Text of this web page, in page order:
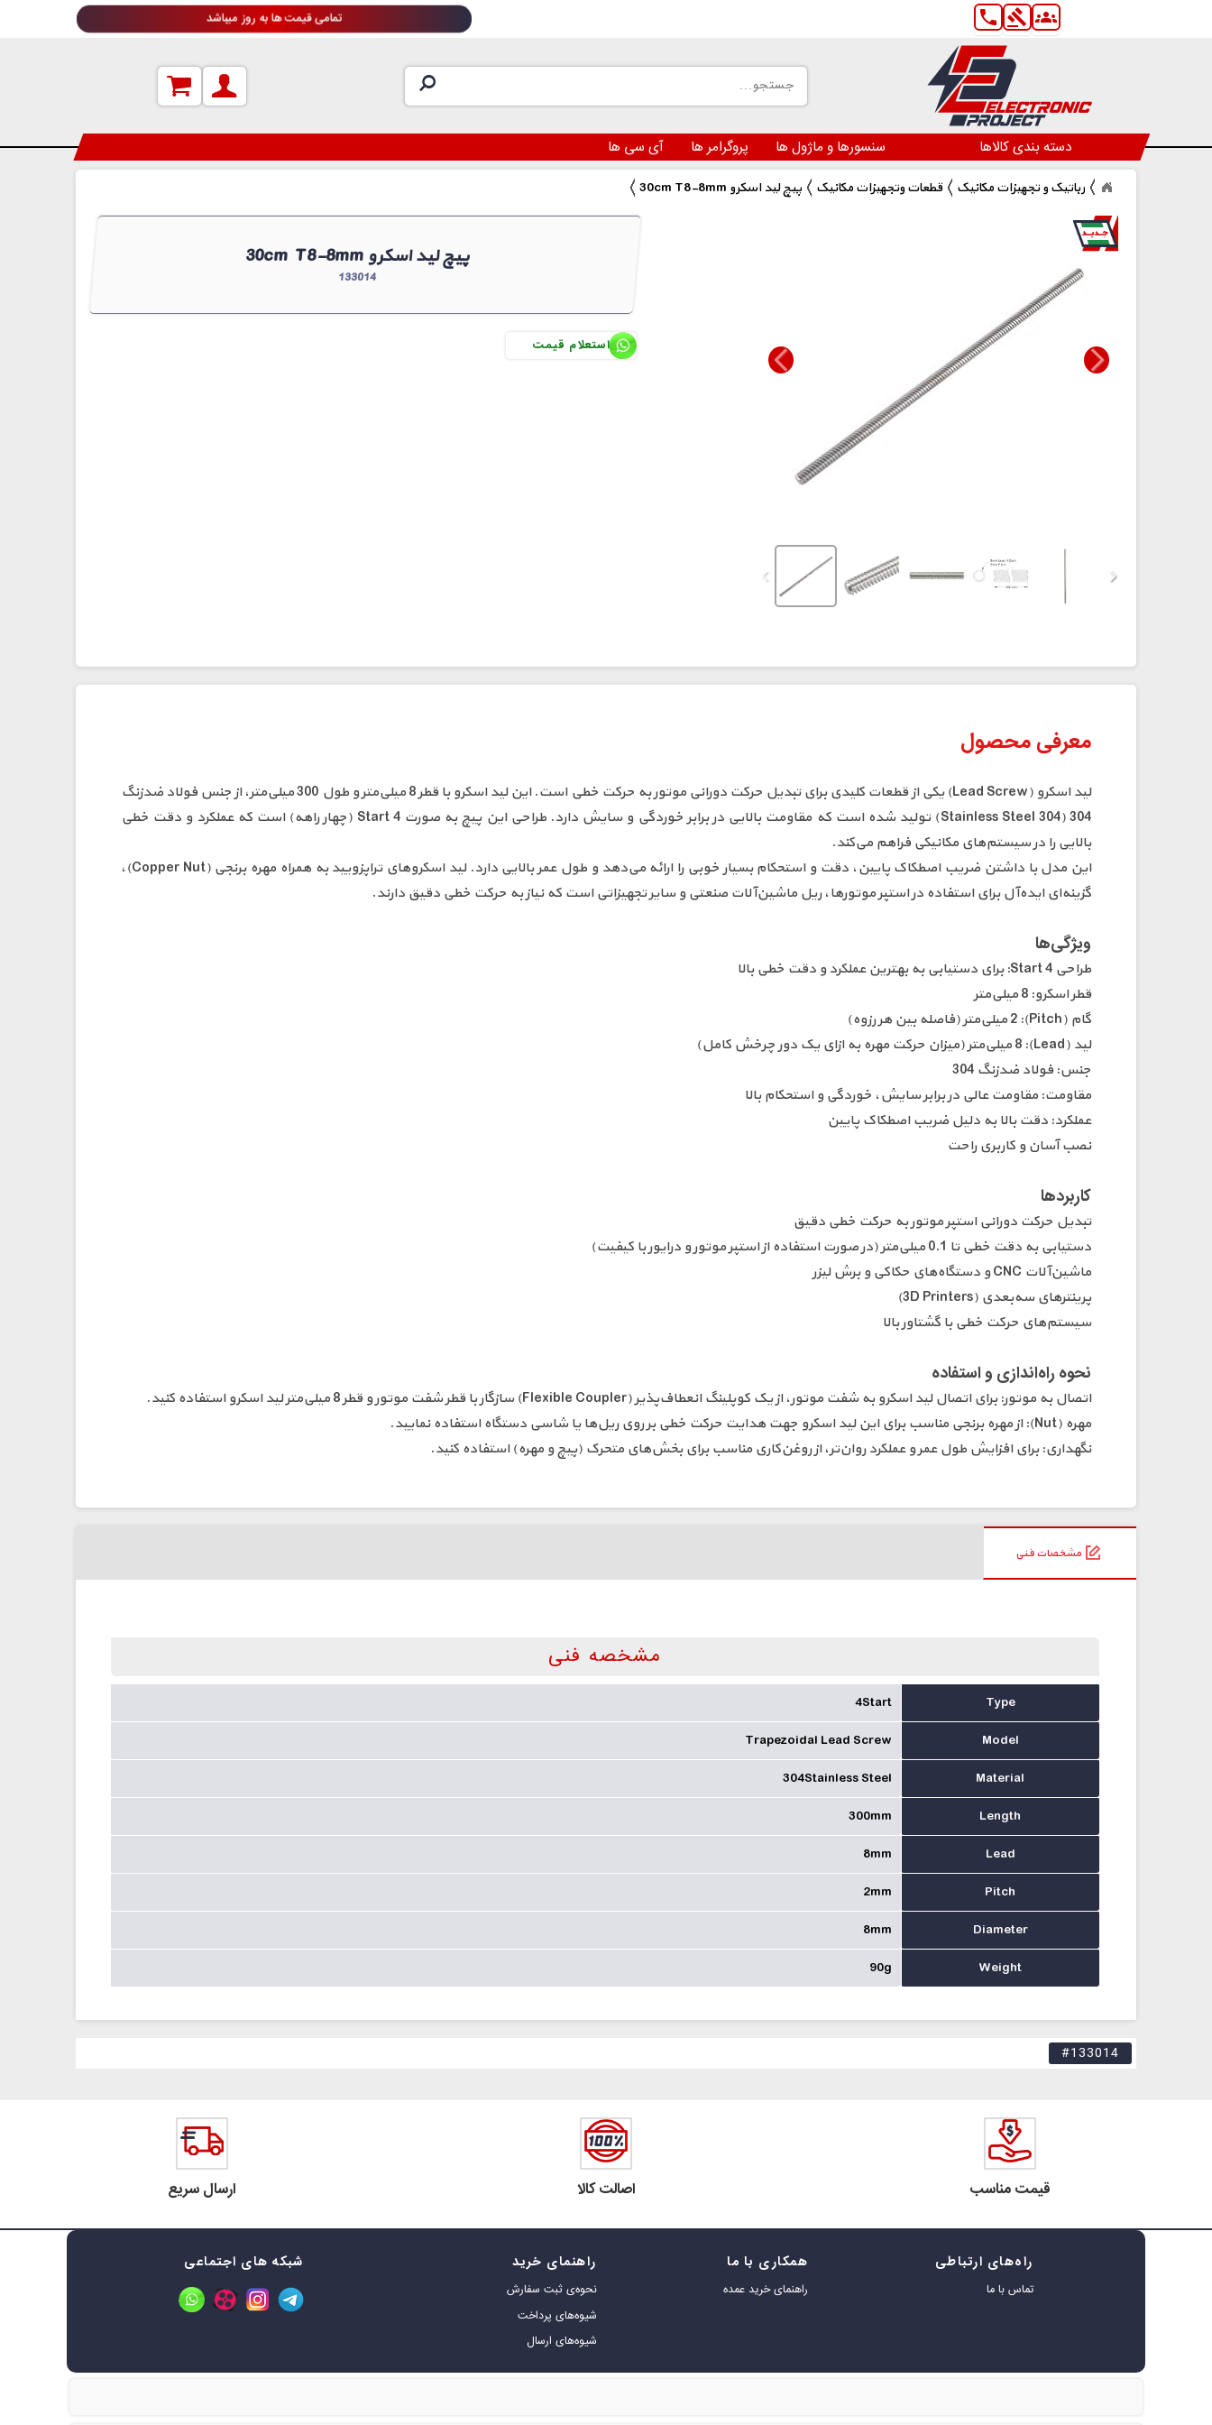
phone gavel groups تمامی قیمت ها به روز میباشد
دسته بندی کالاها سنسورها و ماژول ها پروگرامر ها آی سی ها
رباتیک و تجهیزات مکانیک قطعات وتجهیزات مکانیک 30cm T8-8mm پیچ لید اسکرو
30cm  T8-8mm پیچ لید اسکرو
133014
استعلام قیمت
⁠معرفی محصول
لید اسکرو (Lead Screw) یکی از قطعات کلیدی برای تبدیل حرکت دورانی موتور به حرکت خطی است. این لید اسکرو با قطر 8 میلی‌متر و طول 300 میلی‌متر، از جنس فولاد ضدزنگ
304 (304 Stainless Steel) تولید شده است که مقاومت بالایی در برابر خوردگی و سایش دارد. طراحی این پیچ به صورت 4 Start (چهار راهه) است که عملکرد و دقت خطی
بالایی را در سیستم‌های مکانیکی فراهم می‌کند.
این مدل با داشتن ضریب اصطکاک پایین، دقت و استحکام بسیار خوبی را ارائه می‌دهد و طول عمر بالایی دارد. لید اسکروهای تراپزویید به همراه مهره برنجی (Copper Nut)،
گزینه‌ای ایده‌آل برای استفاده در استپر موتورها، ریل ماشین‌آلات صنعتی و سایر تجهیزاتی است که نیاز به حرکت خطی دقیق دارند.
ویژگی‌ها
طراحی 4 Start: برای دستیابی به بهترین عملکرد و دقت خطی بالا
قطر اسکرو: 8 میلی‌متر
گام (Pitch): 2 میلی‌متر (فاصله بین هر رزوه)
لید (Lead): 8 میلی‌متر (میزان حرکت مهره به ازای یک دور چرخش کامل)
جنس: فولاد ضدزنگ 304
مقاومت: مقاومت عالی در برابر سایش، خوردگی و استحکام بالا
عملکرد: دقت بالا به دلیل ضریب اصطکاک پایین
نصب آسان و کاربری راحت
کاربردها
تبدیل حرکت دورانی استپر موتور به حرکت خطی دقیق
دستیابی به دقت خطی تا 0.1 میلی‌متر (در صورت استفاده از استپر موتور و درایور با کیفیت)
ماشین‌آلات CNC و دستگاه‌های حکاکی و برش لیزر
پرینترهای سه‌بعدی (3D Printers)
سیستم‌های حرکت خطی با گشتاور بالا
نحوه راه‌اندازی و استفاده
اتصال به موتور: برای اتصال لید اسکرو به شفت موتور، از یک کوپلینگ انعطاف‌پذیر (Flexible Coupler) سازگار با قطر شفت موتور و قطر 8 میلی‌متر لید اسکرو استفاده کنید.
مهره (Nut): از مهره برنجی مناسب برای این لید اسکرو جهت هدایت حرکت خطی بر روی ریل‌ها یا شاسی دستگاه استفاده نمایید.
نگهداری: برای افزایش طول عمر و عملکرد روان‌تر، از روغن‌کاری مناسب برای بخش‌های متحرک (پیچ و مهره) استفاده کنید.
مشخصات فنی
مشخصه فنی
Type
4Start
Model
Trapezoidal Lead Screw
Material
304Stainless Steel
Length
300mm
Lead
8mm
Pitch
2mm
Diameter
8mm
Weight
90g
#133014
قیمت مناسب اصالت کالا ارسال سریع
راه‌های ارتباطی
تماس با ما
همکاری با ما
راهنمای خرید عمده
راهنمای خرید
نحوه‌ی ثبت سفارش
شیوه‌های پرداخت
شیوه‌های ارسال
شبکه های اجتماعی